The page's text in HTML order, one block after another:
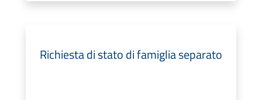
Richiesta di stato di famiglia separato